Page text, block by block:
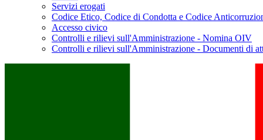
Servizi erogati
Codice Etico, Codice di Condotta e Codice
Accesso civico
Controlli e rilievi sull'Amministrazione - Nomina OIV
Controlli e rilievi sull'Amministrazione - Documenti di